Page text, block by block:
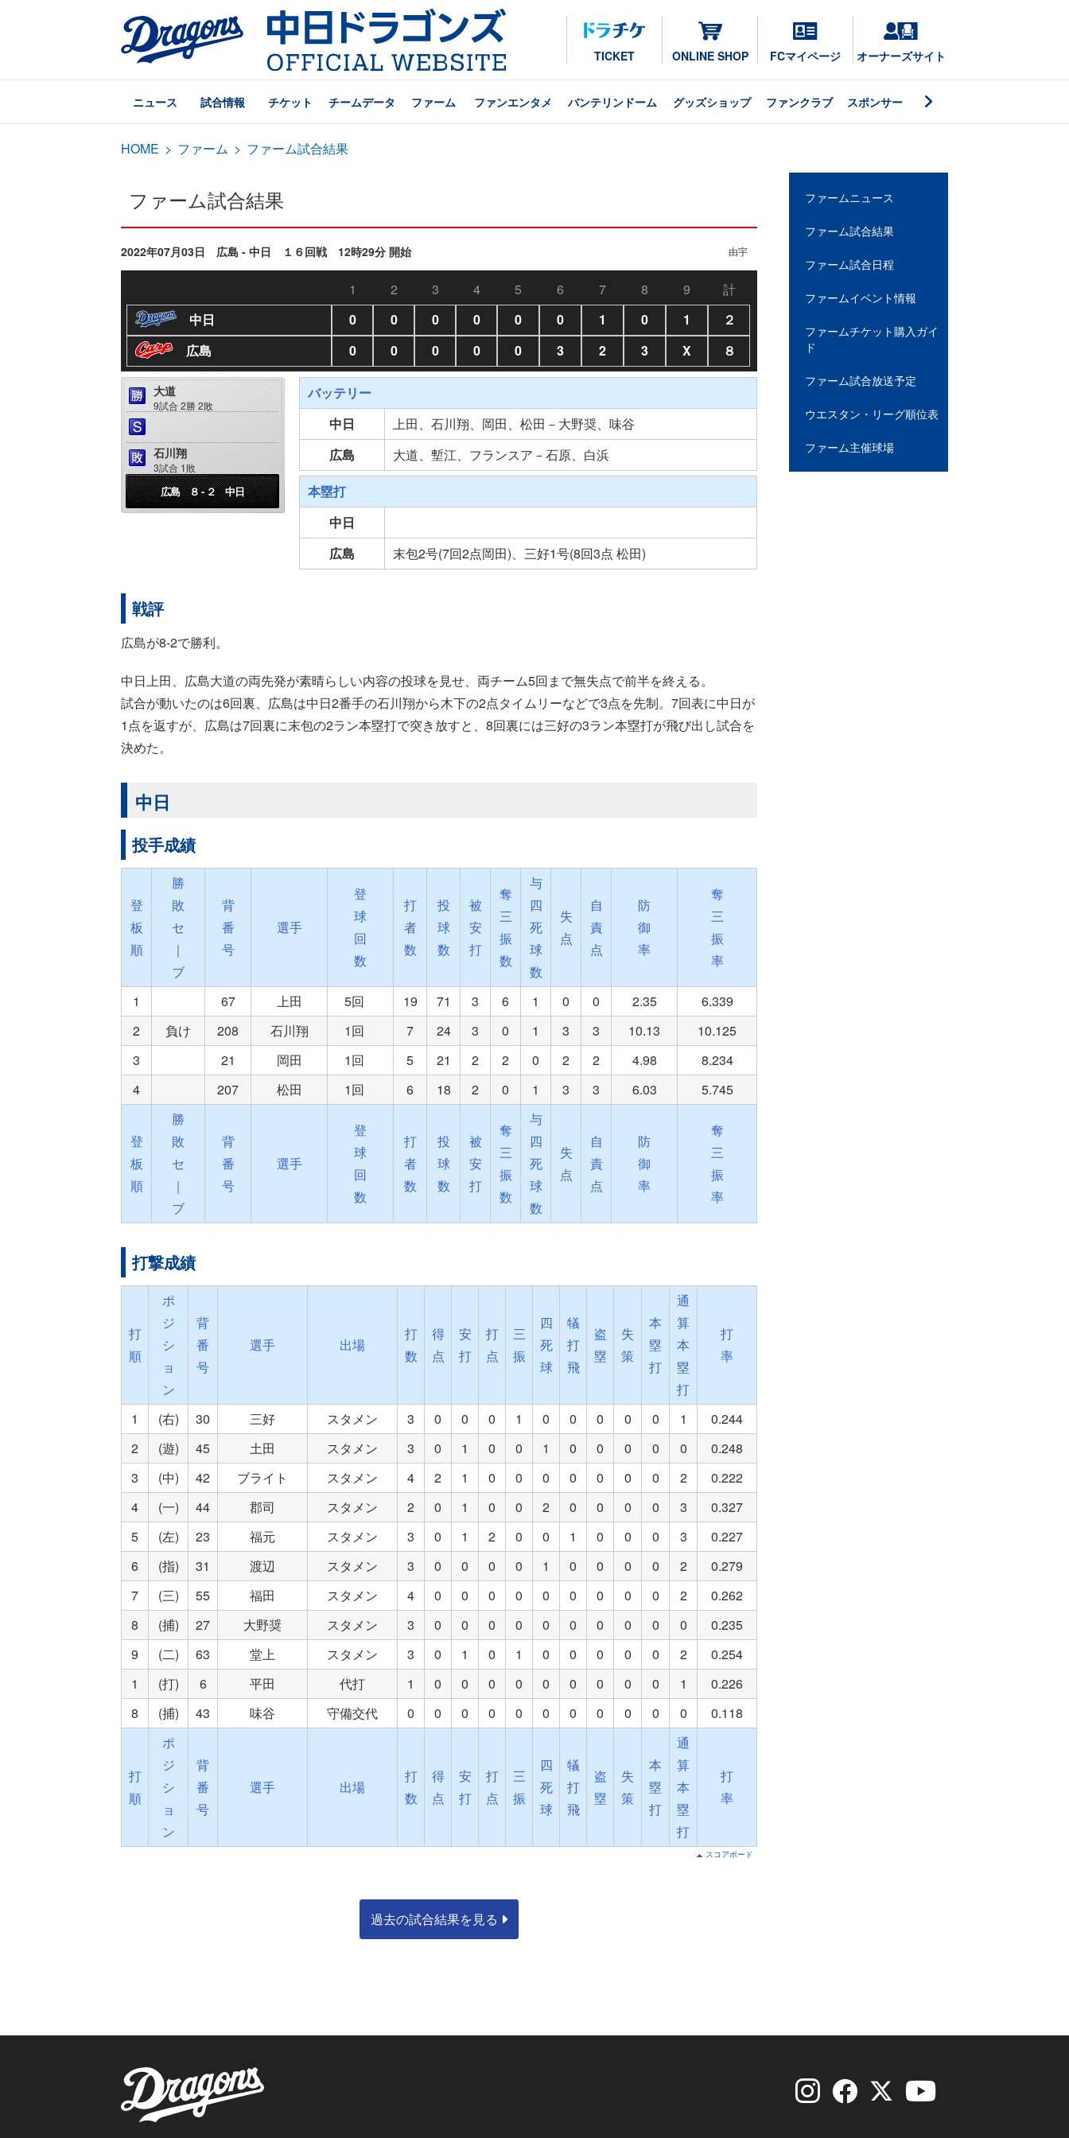
TICKET ONLINE SHOP FCマイページ オーナーズサイト
ニュース 試合情報 チケット チームデータ ファーム ファンエンタメ バンテリンドーム グッズショップ ファンクラブ スポンサー
HOME > ファーム > ファーム試合結果
ファーム試合結果
2022年07月03日 広島 - 中日 １６回戦 12時29分 開始 由宇
1 2 3 4 5 6 7 8 9
計
中日
0 0 0 0 0 0 1 0 1
２
広島
0 0 0 0 0 3 2 3 X ８
大道
9試合 2勝 2敗
石川翔
3試合 1敗
広島 ８ - ２ 中日
バッテリー
中日
上田、石川翔、岡田、松田－大野奨、味谷
広島
大道、塹江、フランスア－石原、白浜
本塁打
中日
広島
末包2号(7回2点岡田)、三好1号(8回3点 松田)
戦評
広島が8-2で勝利。
中日上田、広島大道の両先発が素晴らしい内容の投球を見せ、両チーム5回まで無失点で前半を終える。
試合が動いたのは6回裏、広島は中日2番手の石川翔から木下の2点タイムリーなどで3点を先制。7回表に中日が
1点を返すが、広島は7回裏に末包の2ラン本塁打で突き放すと、8回裏には三好の3ラン本塁打が飛び出し試合を
決めた。
中日
投手成績
登
板
順
勝
敗
セ
｜
ブ
背
番
号
選手
登
球
回
数
打
者
数
投
球
数
被
安
打
奪
三
振
数
与
四
死
球
数
失
点
自
責
点
防
御
率
奪
三
振
率
1 67 上田 5回 19 71 3 6 1 0 0 2.35
6.339
2
負け 208 石川翔 1回 7 24 3 0 1 3 3 10.13
10.125
3
21 岡田 1回 5 21 2 2 0 2 2 4.98
8.234
4
207 松田 1回 6 18 2 0 1 3 3 6.03 5.745
登
板
順
勝
敗
セ
｜
ブ
背
番
号
選手
登
球
回
数
打
者
数
投
球
数
被
安
打
奪
三
振
数
与
四
死
球
数
失
点
自
責
点
防
御
率
奪
三
振
率
打撃成績
打
順
ポ
ジ
シ
ョ
ン
背
番
号
選手 出場
打
数
得
点
安
打
打
点
三
振
四
死
球
犠
打
飛
盗
塁
失
策
本
塁
打
通
算
本
塁
打
打
率
1 (右) 30 三好 スタメン 3 0 0 0 1 0 0 0 0 0 1
0.244
2
(遊) 45 土田 スタメン 3 0 1 0 0 1 0 0 0 0 0
0.248
3
(中) 42 ブライト スタメン 4 2 1 0 0 0 0 0 0 0 2
0.222
4
(一) 44 郡司 スタメン 2 0 1 0 0 2 0 0 0 0 3
0.327
5
(左) 23 福元 スタメン 3 0 1 2 0 0 1 0 0 0 3
0.227
6
(指) 31 渡辺 スタメン 3 0 0 0 0 1 0 0 0 0 2
0.279
7
(三) 55 福田 スタメン 4 0 0 0 0 0 0 0 0 0 2
0.262
8
(捕) 27 大野奨 スタメン 3 0 0 0 0 0 0 0 0 0 0
0.235
9
(二) 63 堂上 スタメン 3 0 1 0 1 0 0 0 0 0 2
0.254
1
(打) 6 平田 代打 1 0 0 0 0 0 0 0 0 0 1
0.226
8
(捕) 43 味谷 守備交代 0 0 0 0 0 0 0 0 0 0 0 0.118
打
順
ポ
ジ
シ
ョ
ン
背
番
号
選手 出場
打
数
得
点
安
打
打
点
三
振
四
死
球
犠
打
飛
盗
塁
失
策
本
塁
打
通
算
本
塁
打
打
率
スコアボード
過去の試合結果を見る
ファームニュース
ファーム試合結果
ファーム試合日程
ファームイベント情報
ファームチケット購入ガイ
ド
ファーム試合放送予定
ウエスタン・リーグ順位表
ファーム主催球場